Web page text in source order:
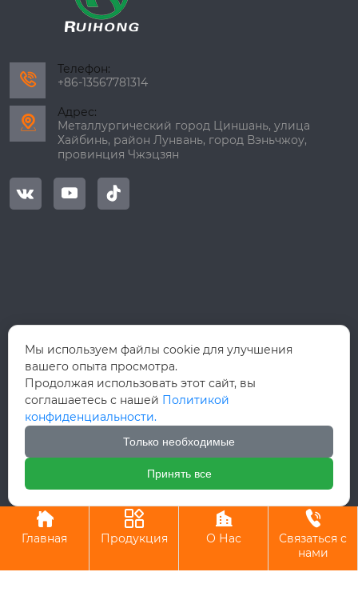

Телефон:
+86-13567781314

Адрес:
Металлургический город Циншань, улица
Хайбинь, район Лунвань, город Вэньчжоу,
провинция Чжэцзян
  
Авторское право©ООО Вэньчжоу Руй Хун Интернэшнл Трейд

Главная

Продукция

О Нас

Связаться с
нами
Мы используем файлы cookie для улучшения
вашего опыта просмотра.
Продолжая использовать этот сайт, вы
соглашаетесь с нашей Политикой
конфиденциальности.
Только необходимые
Принять все